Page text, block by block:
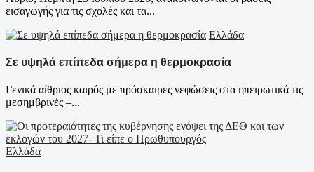
εισαγωγής για τις σχολές και τα...
Ελλάδα
Σε υψηλά επίπεδα σήμερα η θερμοκρασία
Γενικά αίθριος καιρός με πρόσκαιρες νεφώσεις στα ηπειρωτικά τις
μεσημβρινές –...
Ελλάδα